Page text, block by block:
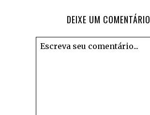
DEIXE UM COMENTÁRIO